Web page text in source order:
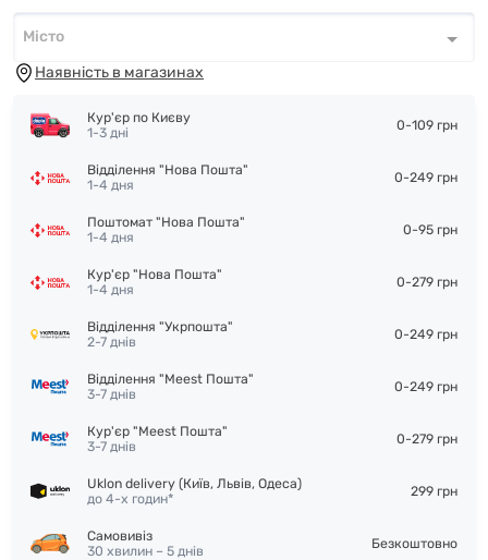
Місто*
Місто
Наявність в магазинах
Кур'єр по Києву
1-3 дні
0-109 грн
Відділення "Нова Пошта"
1-4 дня
0-249 грн
Поштомат "Нова Пошта"
1-4 дня
0-95 грн
Кур'єр "Нова Пошта"
1-4 дня
0-279 грн
Відділення "Укрпошта"
2-7 днів
0-249 грн
Відділення "Meest Пошта"
3-7 днів
0-249 грн
Кур'єр "Meest Пошта"
3-7 днів
0-279 грн
Uklon delivery (Київ, Львів, Одеса)
до 4-х годин*
299 грн
Самовивіз
30 хвилин – 5 днів
Безкоштовно